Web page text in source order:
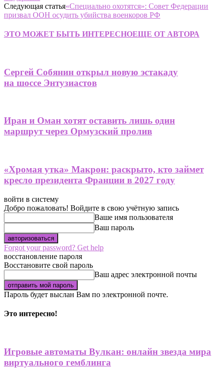
Следующая статья«Специально охотятся»: Совет Федерации
призвал ООН осудить убийства военкоров РФ
ЭТО МОЖЕТ БЫТЬ ИНТЕРЕСНОЕЩЕ ОТ АВТОРА
Сергей Собянин открыл новую эстакаду
на шоссе Энтузиастов
Иран и Оман хотят оставить лишь один
маршрут через Ормузский пролив
«Хромая утка» Макрон: раскрыто, кто займет
кресло президента Франции в 2027 году
войти в систему
Добро пожаловать! Войдите в свою учётную запись
Ваше имя пользователя
Ваш пароль
Forgot your password? Get help
восстановление пароля
Восстановите свой пароль
Ваш адрес электронной почты
Пароль будет выслан Вам по электронной почте.
Это интересно!
Игровые автоматы Вулкан: онлайн звезда мира
виртуального гемблинга